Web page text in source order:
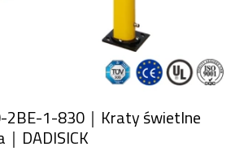
2BE-1-830｜Kraty świetlne
DADISICK